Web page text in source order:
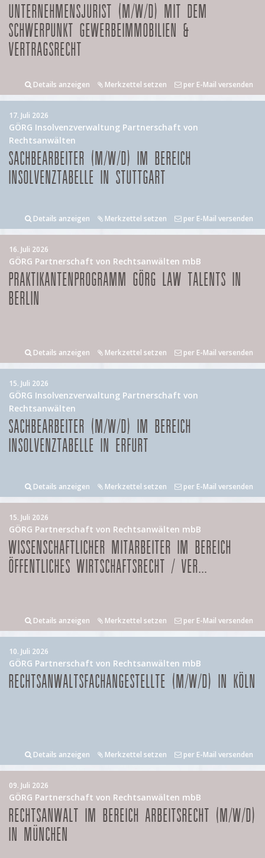
UNTERNEHMENSJURIST (M/W/D) MIT DEM
SCHWERPUNKT GEWERBEIMMOBILIEN &
VERTRAGSRECHT
Details anzeigen Merkzettel setzen per E-Mail versenden
17. Juli 2026
GÖRG Insolvenzverwaltung Partnerschaft von
Rechtsanwälten
SACHBEARBEITER (M/W/D) IM BEREICH
INSOLVENZTABELLE IN STUTTGART
Details anzeigen Merkzettel setzen per E-Mail versenden
16. Juli 2026
GÖRG Partnerschaft von Rechtsanwälten mbB
PRAKTIKANTENPROGRAMM GÖRG LAW TALENTS IN
BERLIN
Details anzeigen Merkzettel setzen per E-Mail versenden
15. Juli 2026
GÖRG Insolvenzverwaltung Partnerschaft von
Rechtsanwälten
SACHBEARBEITER (M/W/D) IM BEREICH
INSOLVENZTABELLE IN ERFURT
Details anzeigen Merkzettel setzen per E-Mail versenden
15. Juli 2026
GÖRG Partnerschaft von Rechtsanwälten mbB
WISSENSCHAFTLICHER MITARBEITER IM BEREICH
ÖFFENTLICHES WIRTSCHAFTSRECHT / VER...
Details anzeigen Merkzettel setzen per E-Mail versenden
10. Juli 2026
GÖRG Partnerschaft von Rechtsanwälten mbB
RECHTSANWALTSFACHANGESTELLTE (M/W/D) IN KÖLN
Details anzeigen Merkzettel setzen per E-Mail versenden
09. Juli 2026
GÖRG Partnerschaft von Rechtsanwälten mbB
RECHTSANWALT IM BEREICH ARBEITSRECHT (M/W/D)
IN MÜNCHEN